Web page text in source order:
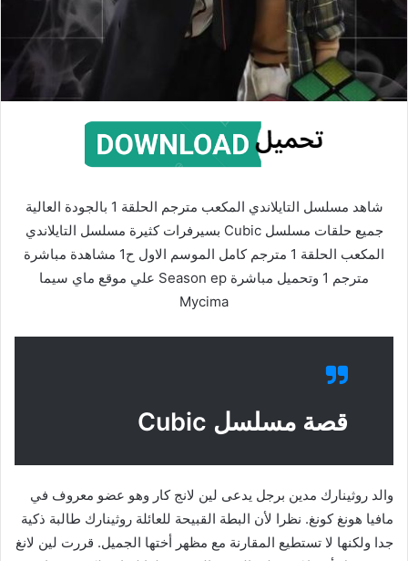
شاهد مسلسل التايلاندي المكعب مترجم الحلقة 1 بالجودة العالية
جميع حلقات مسلسل Cubic بسيرفرات كثيرة مسلسل التايلاندي
المكعب الحلقة 1 مترجم كامل الموسم الاول ح1 مشاهدة مباشرة
مترجم 1 وتحميل مباشرة Season ep علي موقع ماي سيما
Mycima
قصة مسلسل Cubic
والد روثينارك مدين برجل يدعى لين لانج كار وهو عضو معروف في
مافيا هونغ كونغ. نظرا لأن البطة القبيحة للعائلة روثينارك طالبة ذكية
جدا ولكنها لا تستطيع المقارنة مع مظهر أختها الجميل. قررت لين لانغ